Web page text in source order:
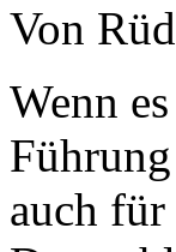
Von
Wenn
auch